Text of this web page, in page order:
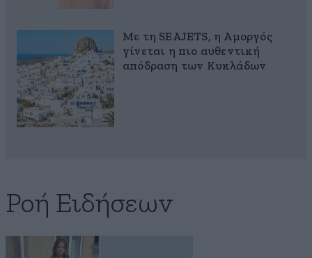
Με τη SEAJETS, η Αμοργός
γίνεται η πιο αυθεντική
απόδραση των Κυκλάδων
Ροή Ειδήσεων